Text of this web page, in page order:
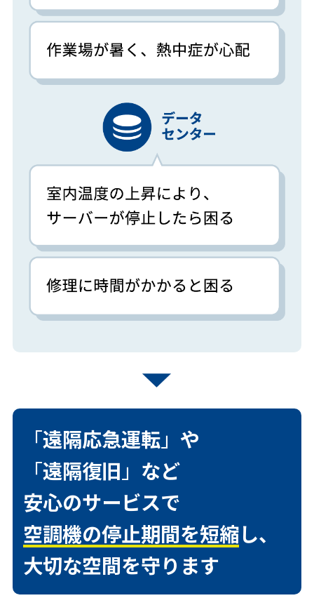
「遠隔応急運転」 や
「遠隔復旧 」 など
安心のサービスで
空調機の停止期間を短縮し、
大切な空間を守ります